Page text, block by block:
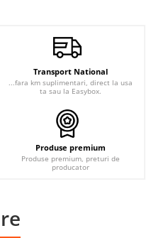
Transport National
...fara km suplimentari, direct la usa
ta sau la Easybox.
Produse premium
Produse premium, preturi de
producator